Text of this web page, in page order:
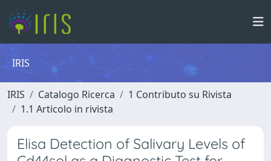
IRIS
IRIS Catalogo Ricerca
1 Contributo su Rivista
1.1 Articolo in rivista
Elisa Detection of Salivary Levels of